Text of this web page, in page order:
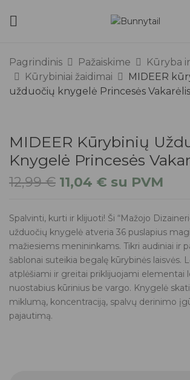
Pagrindinis Pažaiskime
Kūryba
Kūrybiniai žaidimai
MIDEER
užduočių knygelė Princesės Vakarėlis
MIDEER Kūrybinių
Knygelė Princesės
12,99€ Original
price
11,04 € Current
price
su PVM
Spalvinti, kurti ir klijuoti! Ši “Mažojo
užduočių knygelė atveria 36 puslapius
mažiesiems menininkams. Tikri audiniai ir
šablonai suteikia begalę kūrybinės laisvės.
atplėšiami ir greitai priklijuojami elementai
nuostabius kūrinius be vargo. Knygelė
miklumą, koncentraciją, spalvų derinimo
pajautimą.